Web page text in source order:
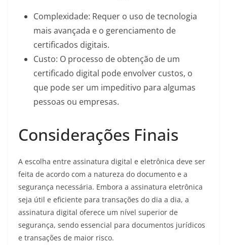
Complexidade: Requer o uso de tecnologia
mais avançada e o gerenciamento de
certificados digitais.
Custo: O processo de obtenção de um
certificado digital pode envolver custos, o
que pode ser um impeditivo para algumas
pessoas ou empresas.
Considerações Finais
A escolha entre assinatura digital e eletrônica deve ser
feita de acordo com a natureza do documento e a
segurança necessária. Embora a assinatura eletrônica
seja útil e eficiente para transações do dia a dia, a
assinatura digital oferece um nível superior de
segurança, sendo essencial para documentos jurídicos
e transações de maior risco.